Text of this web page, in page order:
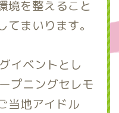
境を整えること
まいります。
イベントとし
プニングセレモ
当地アイドル